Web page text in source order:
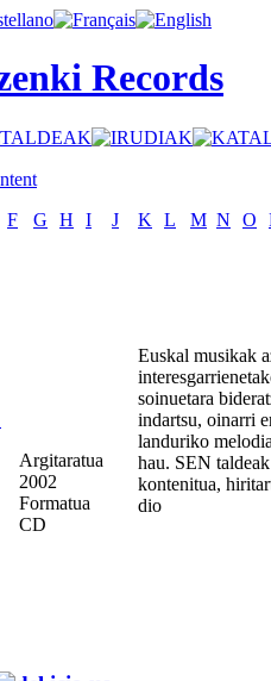
Records
F G H I J K L M N O
Argitaratua
2002
Formatua
CD
Euskal musikak
soinuetara
indartsu, oinarri
landuriko
hau. SEN
kontenitua,
dio